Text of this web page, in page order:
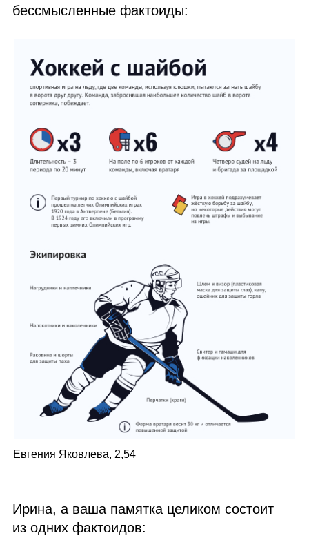
бессмысленные фактоиды:
Евгения Яковлева, 2,54
Ирина, а ваша памятка целиком состоит
из одних фактоидов: